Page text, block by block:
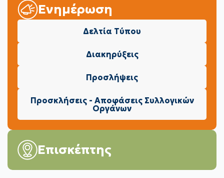
Ενημέρωση
Δελτία Τύπου
Διακηρύξεις
Προσλήψεις
Προσκλήσεις - Αποφάσεις Συλλογικών
Οργάνων
Επισκέπτης